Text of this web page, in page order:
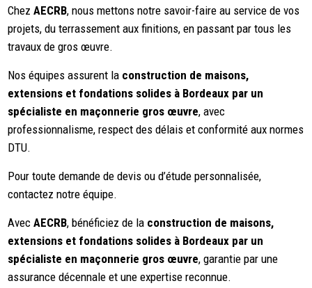
ChezAECRB, nous mettons notre savoir-faire au service de vos
projets, du terrassement aux finitions, en passant par tous les
travaux de gros œuvre.
Nos équipes assurent la construction de maisons,
extensions et fondations solides à Bordeaux par un
spécialiste en maçonnerie gros œuvre, avec
professionnalisme, respect des délais et conformité aux normes
DTU.
Pour toute demande de devis ou d’étude personnalisée,
contactez notre équipe.
AvecAECRB, bénéficiez de la construction de maisons,
extensions et fondations solides à Bordeaux par un
spécialiste en maçonnerie gros œuvre, garantie par une
assurance décennale et une expertise reconnue.